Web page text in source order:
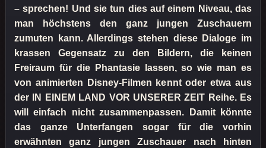
– sprechen! Und sie tun dies auf einem Niveau, das
man höchstens den ganz jungen Zuschauern
zumuten kann. Allerdings stehen diese Dialoge im
krassen Gegensatz zu den Bildern, die keinen
Freiraum für die Phantasie lassen, so wie man es
von animierten Disney-Filmen kennt oder etwa aus
der IN EINEM LAND VOR UNSERER ZEIT Reihe. Es
will einfach nicht zusammenpassen. Damit könnte
das ganze Unterfangen sogar für die vorhin
erwähnten ganz jungen Zuschauer nach hinten